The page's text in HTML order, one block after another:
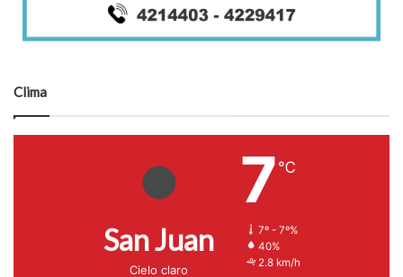
Clima
San Juan
Cielo claro
7 ℃
7º - 7º%
40%
2.8 km/h